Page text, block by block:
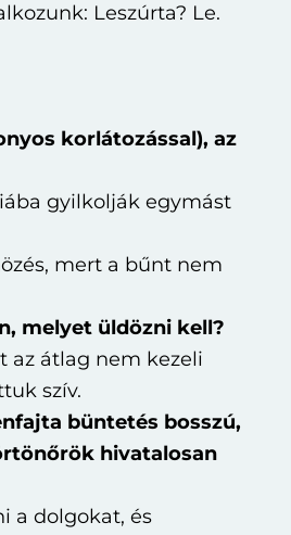
Leszúrta? Le.
korlátozással), az
gyilkolják egymást
mert a bűnt nem
melyet üldözni kell?
az átlag nem kezeli
szív.
büntetés bosszú,
hivatalosan
a dolgokat, és